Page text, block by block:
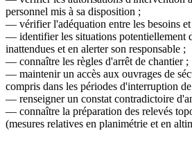
personnel mis à sa disposition ;
― vérifier l'adéquation entre les besoins
― identifier les situations potentiellement
inattendues et en alerter son responsable ;
― connaître les règles d'arrêt de chantier ;
― maintenir un accès aux ouvrages de
compris dans les périodes d'interruption
― renseigner un constat contradictoire
― connaître la préparation des relevés
(mesures relatives en planimétrie et en